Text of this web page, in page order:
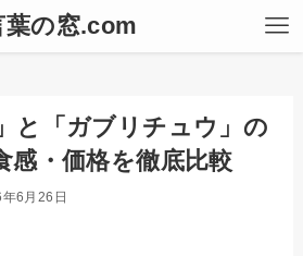
葉の窓.com
と「ガブリチュウ」の
感・価格を徹底比較
6月26日